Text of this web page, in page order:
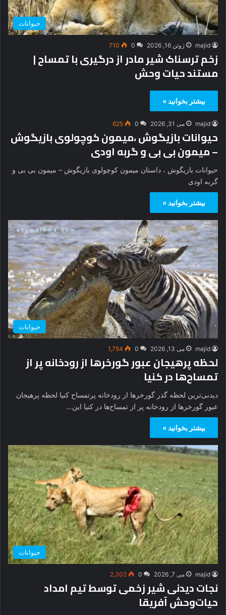
حیوانات
majid ژوئن 16, 2026 0
710
زخم ترسناک شیر مادر از درگیری با تمساح |
مستند حیات وحش
بیشتر بخوانید »
majid می 31, 2026 0
625
حیوانات بازیگوش ،میمون کوچولوی بازیگوش
– میمون بی بی و گربه اودی
حیوانات بازیگوش ، داستان میمون کوچولوی بازیگوش – میمون بی بی و
گربه اودی
بیشتر بخوانید »
حیوانات
majid می 13, 2026 0
1,754
لحظه پرهیجان عبور گورخرها از رودخانه پر از
تمساح‌ها در کنیا
دیدنی‌ترین لحظه گذر گورخرها از رودخانه پرتمساح کنیا لحظه پرهیجان
عبور گورخرها از رودخانه پر از تمساح‌ها در کنیا این…
بیشتر بخوانید »
حیوانات
majid می 7, 2026 0
2,302
نجات دیدنی شیر زخمی توسط تیم امداد
حیات‌وحش آفریقا